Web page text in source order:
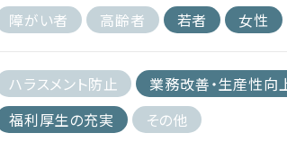
障がい者 高齢者 若者 女性
ハラスメント防止
業務改善・生産性向
福利厚生の充実
その他